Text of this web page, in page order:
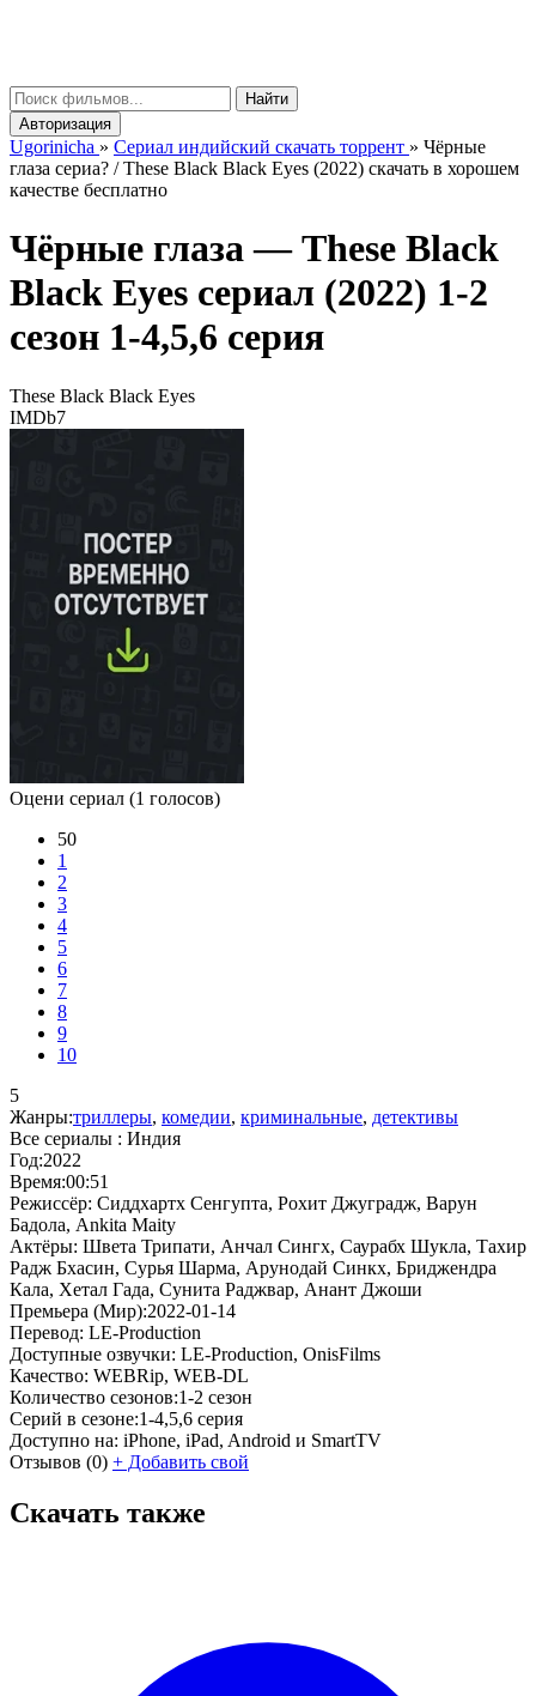
Найти
Авторизация
Ugorinicha » Сериал индийский скачать торрент » Чёрные
глаза сериа? / These Black Black Eyes (2022) скачать в хорошем
качестве бесплатно
Чёрные глаза —These Black
Black Eyes сериал (2022) 1-2
сезон 1-4,5,6 серия
These Black Black Eyes
IMDb7
Оцени сериал (1 голосов)
50
1
2
3
4
5
6
7
8
9
10
5
Жанры:триллеры, комедии, криминальные, детективы
Все сериалы : Индия
Год:2022
Время:00:51
Режиссёр: Сиддхартх Сенгупта, Рохит Джуградж, Варун
Бадола, Ankita Maity
Актёры: Швета Трипати, Анчал Сингх, Саурабх Шукла, Тахир
Радж Бхасин, Сурья Шарма, Арунодай Синкх, Бриджендра
Кала, Хетал Гада, Сунита Раджвар, Анант Джоши
Премьера (Мир):2022-01-14
Перевод: LE-Production
Доступные озвучки: LE-Production, OnisFilms
Качество: WEBRip, WEB-DL
Количество сезонов:1-2 сезон
Серий в сезоне:1-4,5,6 серия
Доступно на: iPhone, iPad, Android и SmartTV
Отзывов (0) + Добавить свой
Скачать также